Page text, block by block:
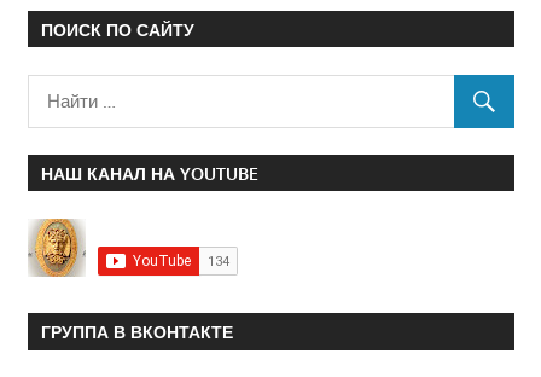
ПОИСК ПО САЙТУ
НАШ КАНАЛ НА YOUTUBE
ГРУППА В ВКОНТАКТЕ